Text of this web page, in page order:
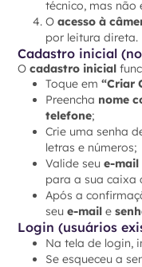
técnico, mas
Oacesso à
por leitura direta.
Cadastro inicial
Ocadastro inicial
Toque em“Criar
Preencha nome
telefone;
Crie uma senha
letras e números;
Valide seue-mail
para a sua caixa
Após a
seue-mail e
Login (usuários
Na tela de login,
Se esqueceu a